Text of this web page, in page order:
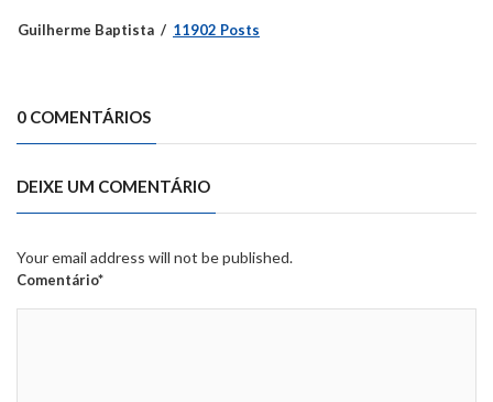
Guilherme Baptista 11902 Posts
0 COMENTÁRIOS
DEIXE UM COMENTÁRIO
Your email address will not be published.
Comentário*